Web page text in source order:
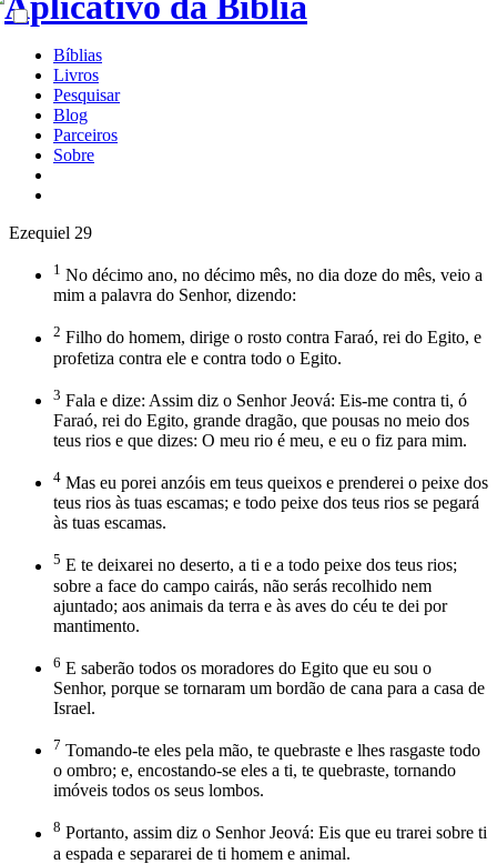
Bíblias
Livros
Pesquisar
Blog
Parceiros
Sobre
Ezequiel 29
1 No décimo ano, no décimo mês, no dia doze do mês, veio a
mim a palavra do Senhor, dizendo:
2 Filho do homem, dirige o rosto contra Faraó, rei do Egito, e
profetiza contra ele e contra todo o Egito.
3 Fala e dize: Assim diz o Senhor Jeová: Eis-me contra ti, ó
Faraó, rei do Egito, grande dragão, que pousas no meio dos
teus rios e que dizes: O meu rio é meu, e eu o fiz para mim.
4 Mas eu porei anzóis em teus queixos e prenderei o peixe dos
teus rios às tuas escamas; e todo peixe dos teus rios se pegará
às tuas escamas.
5 E te deixarei no deserto, a ti e a todo peixe dos teus rios;
sobre a face do campo cairás, não serás recolhido nem
ajuntado; aos animais da terra e às aves do céu te dei por
mantimento.
6 E saberão todos os moradores do Egito que eu sou o
Senhor, porque se tornaram um bordão de cana para a casa de
Israel.
7 Tomando-te eles pela mão, te quebraste e lhes rasgaste todo
o ombro; e, encostando-se eles a ti, te quebraste, tornando
imóveis todos os seus lombos.
8 Portanto, assim diz o Senhor Jeová: Eis que eu trarei sobre ti
a espada e separarei de ti homem e animal.